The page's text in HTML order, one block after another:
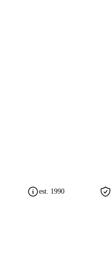
est. 1990